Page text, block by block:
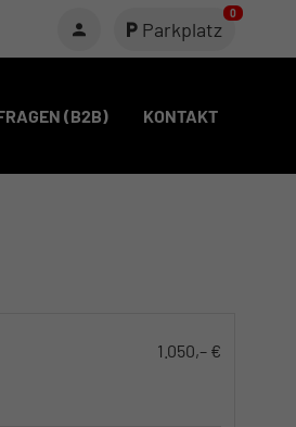
Parkplatz
0
(B2B) KONTAKT
1.050,– €